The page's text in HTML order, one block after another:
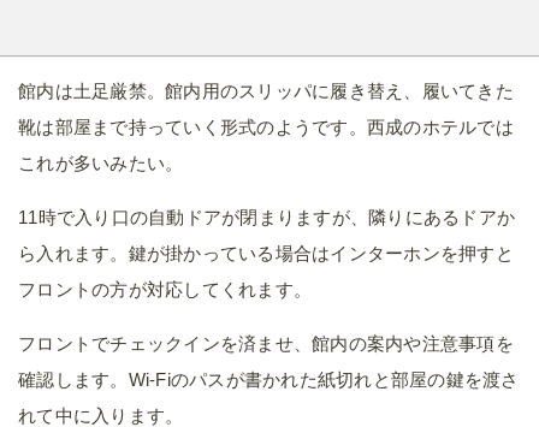
館内は土足厳禁。館内用のスリッパに履き替え、履いてきた
靴は部屋まで持っていく形式のようです。西成のホテルでは
これが多いみたい。
11時で入り口の自動ドアが閉まりますが、隣りにあるドアか
ら入れます。鍵が掛かっている場合はインターホンを押すと
フロントの方が対応してくれます。
フロントでチェックインを済ませ、館内の案内や注意事項を
確認します。Wi-Fiのパスが書かれた紙切れと部屋の鍵を渡さ
れて中に入ります。